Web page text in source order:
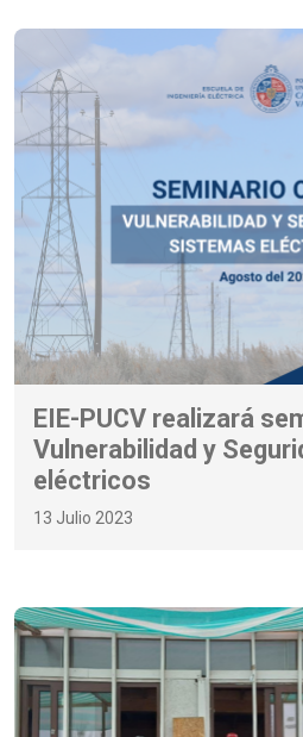
EIE-PUCV realizará
Vulnerabilidad y
eléctricos
13 Julio 2023